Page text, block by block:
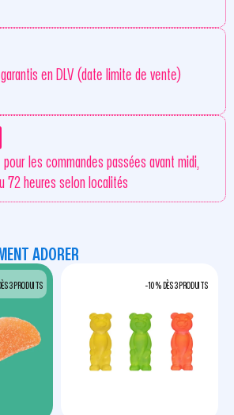
en DLV (date limite de vente)
pour les commandes passées avant midi,
72 heures selon localités
ADORER
3 PRODUITS -10 % DÈS 3 PRODUITS